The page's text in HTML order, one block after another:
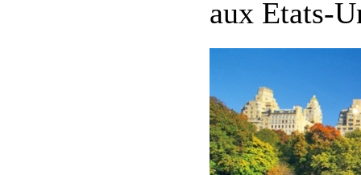
aux Etats-